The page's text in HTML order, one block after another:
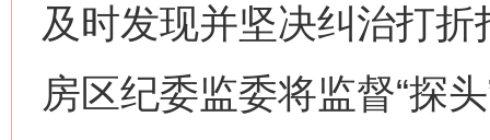
及时发现并坚决纠治打
房区纪委监委将监督“探